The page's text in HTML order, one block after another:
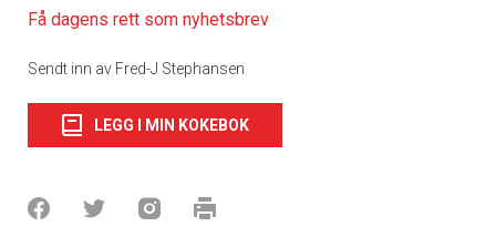
Få dagens rett som nyhetsbrev
Sendt inn av Fred-J Stephansen
LEGG I MIN KOKEBOK